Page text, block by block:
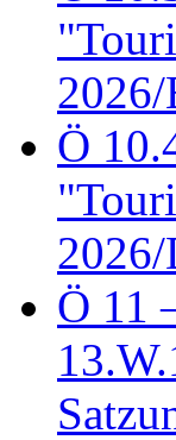
2026/
Ö
2026/
Ö 11